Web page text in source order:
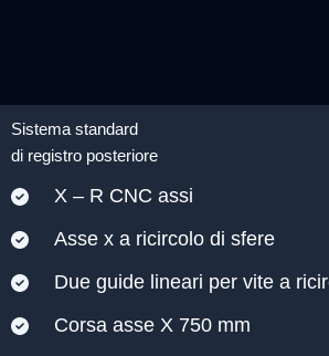
Sistema standard
di registro posteriore
X – R CNC assi
Asse x a ricircolo di sfere
Due guide lineari per vite a
Corsa asse X 750 mm